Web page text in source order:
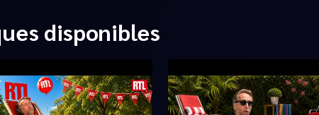
disponibles